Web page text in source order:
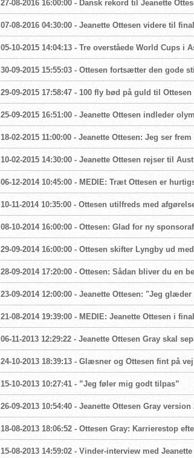
27-08-2016 16:00:00 - Dansk rekord til Jeanette
07-08-2016 04:30:00 - Jeanette Ottesen videre til
05-10-2015 14:04:13 - Tre overståede World Cups i
30-09-2015 15:55:03 - Ottesen fortsætter den gode stil
29-09-2015 17:58:47 - 100 fly bød på guld til Ottesen
25-09-2015 16:51:00 - Jeanette Ottesen indleder
18-02-2015 11:00:00 - Jeanette Ottesen: Jeg ser
10-02-2015 14:30:00 - Jeanette Ottesen rejser til
06-12-2014 10:45:00 - MEDIE: Træt Ottesen er
10-11-2014 10:35:00 - Ottesen utilfreds med
08-10-2014 16:00:00 - Ottesen: Glad for ny
29-09-2014 16:00:00 - Ottesen skifter Lyngby ud
28-09-2014 17:20:00 - Ottesen: Sådan bliver du en
23-09-2014 12:00:00 - Jeanette Ottesen: "Jeg
21-08-2014 19:39:00 - MEDIE: Jeanette Ottesen i
06-11-2013 12:29:22 - Jeanette Ottesen Gray skal
24-10-2013 18:39:13 - Glæsner og Ottesen fint på
15-10-2013 10:27:41 - ”Jeg føler mig godt tilpas”
26-09-2013 10:54:40 - Jeanette Ottesen Gray version
18-08-2013 18:06:52 - Ottesen Gray: Karrierestop
15-08-2013 14:59:02 - Vinder-interview med